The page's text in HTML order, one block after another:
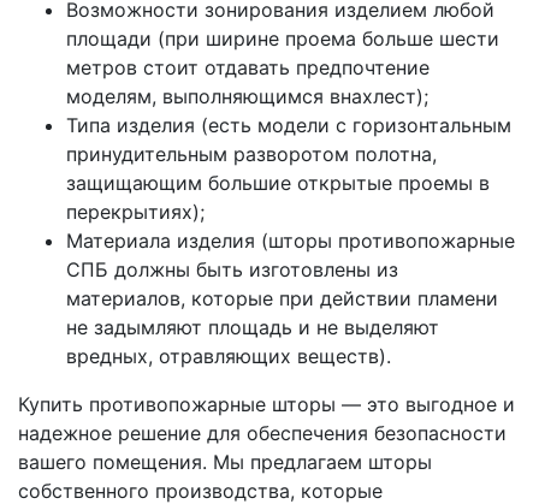
Возможности зонирования изделием любой
площади (при ширине проема больше шести
метров стоит отдавать предпочтение
моделям, выполняющимся внахлест);
Типа изделия (есть модели с горизонтальным
принудительным разворотом полотна,
защищающим большие открытые проемы в
перекрытиях);
Материала изделия (шторы противопожарные
СПБ должны быть изготовлены из
материалов, которые при действии пламени
не задымляют площадь и не выделяют
вредных, отравляющих веществ).
Купить противопожарные шторы — это выгодное и
надежное решение для обеспечения безопасности
вашего помещения. Мы предлагаем шторы
собственного производства, которые